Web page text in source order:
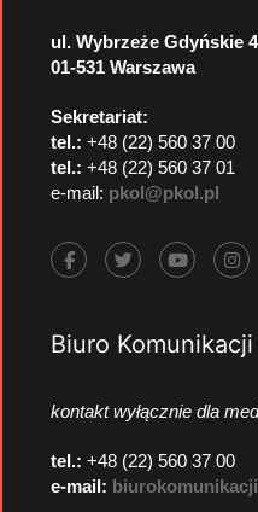
ul. Wybrzeże Gdyńskie 4
01-531 Warszawa
Sekretariat:
tel.: +48 (22) 560 37 00
tel.: +48 (22) 560 37 01
e-mail: pkol@pkol.pl
Biuro Komunikacji
kontakt wyłącznie dla
tel.: +48 (22) 560 37 00
e-mail: